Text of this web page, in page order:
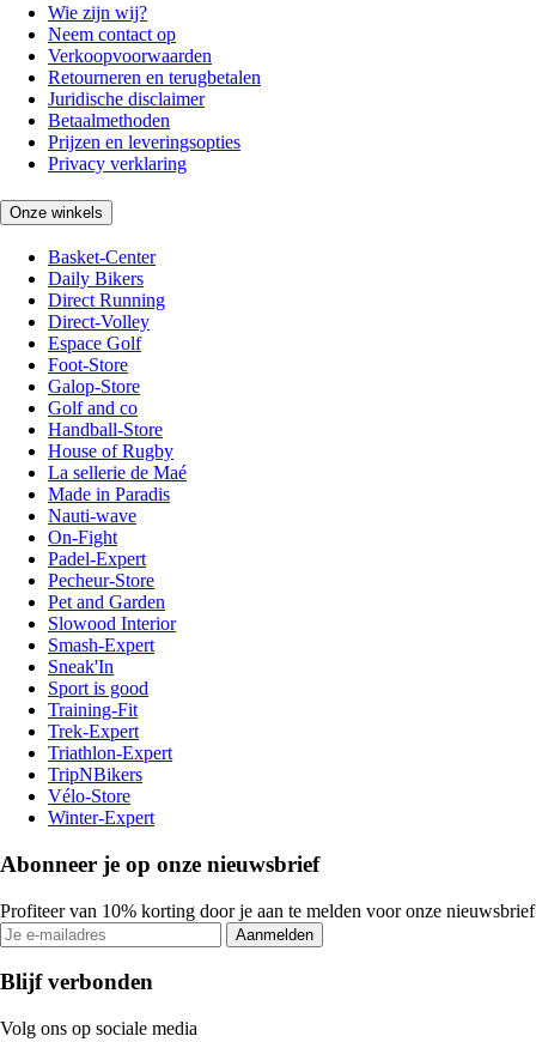
Wie zijn wij?
Neem contact op
Verkoopvoorwaarden
Retourneren en terugbetalen
Juridische disclaimer
Betaalmethoden
Prijzen en leveringsopties
Privacy verklaring
Onze winkels
Basket-Center
Daily Bikers
Direct Running
Direct-Volley
Espace Golf
Foot-Store
Galop-Store
Golf and co
Handball-Store
House of Rugby
La sellerie de Maé
Made in Paradis
Nauti-wave
On-Fight
Padel-Expert
Pecheur-Store
Pet and Garden
Slowood Interior
Smash-Expert
Sneak'In
Sport is good
Training-Fit
Trek-Expert
Triathlon-Expert
TripNBikers
Vélo-Store
Winter-Expert
Abonneer je op onze nieuwsbrief
Profiteer van 10% korting door je aan te melden voor onze nieuwsbrief
Aanmelden
Blijf verbonden
Volg ons op sociale media